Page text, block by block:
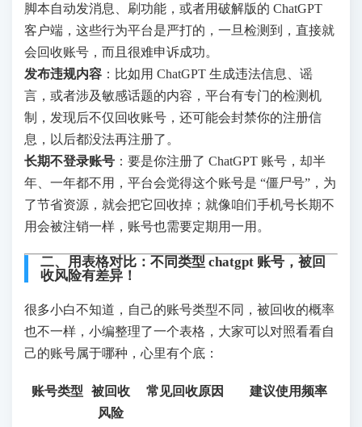
脚本自动发消息、刷功能，或者用破解版的 ChatGPT
客户端，这些行为平台是严打的，一旦检测到，直接就
会回收账号，而且很难申诉成功。
发布违规内容 ：比如用 ChatGPT 生成违法信息、谣
言，或者涉及敏感话题的内容，平台有专门的检测机
制，发现后不仅回收账号，还可能会封禁你的注册信
息，以后都没法再注册了。
长期不登录账号 ：要是你注册了 ChatGPT 账号，却半
年、一年都不用，平台会觉得这个账号是 “僵尸号”，为
了节省资源，就会把它回收掉；就像咱们手机号长期不
用会被注销一样，账号也需要定期用一用。
二、用表格对比：不同类型 chatgpt 账号，被回
收风险有差异！
很多小白不知道，自己的账号类型不同，被回收的概率
也不一样，小编整理了一个表格，大家可以对照看看自
己的账号属于哪种，心里有个底：
账号类型
被回收
风险
常见回收原因 建议使用频率